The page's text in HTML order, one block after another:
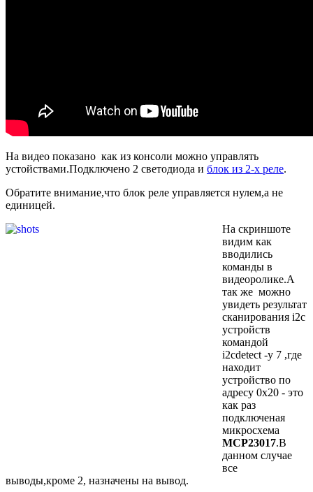
На видео показано как из консоли можно управлять
устойствами.Подключено 2 светодиода и блок из 2-х реле.
Обратите внимание,что блок реле управляется нулем,а не
единицей.
На скриншоте
видим как
вводились
команды в
видеоролике.А
так же можно
увидеть результат
сканирования i2c
устройств
командой
i2cdetect -y 7 ,где
находит
устройство по
адресу 0х20 - это
как раз
подключеная
микросхема
MCP23017.В
данном случае
все
выводы,кроме 2, назначены на вывод.